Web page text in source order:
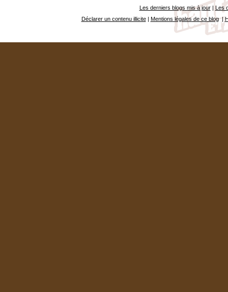
Les derniers blogs mis à jour| Les
Déclarer un contenu illicite| Mentions légales de ce blog|